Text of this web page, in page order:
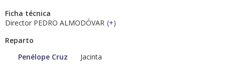
Ficha técnica
Director PEDRO ALMODÓVAR (+)
Reparto
Penélope Cruz
Jacinta